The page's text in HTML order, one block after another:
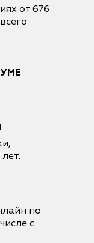
от 676
по
с